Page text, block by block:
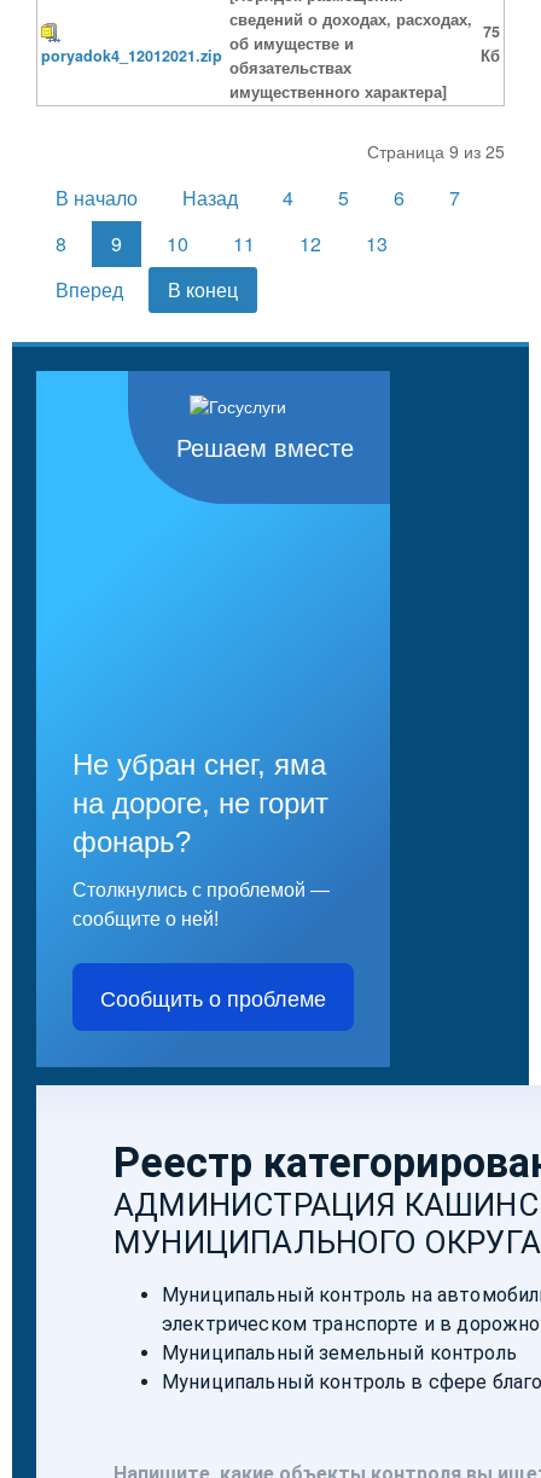
poryadok4_12012021.zip
сведений о доходах, расходах,
об имуществе и
обязательствах
имущественного характера]
75
Кб
Страница 9 из 25
В начало Назад 4 5 6
7
8
9 10 11 12
13
Вперед
В конец
Решаем вместе
Не убран снег, яма
на дороге, не горит
фонарь?
Столкнулись с проблемой —
сообщите о ней!
Сообщить о проблеме